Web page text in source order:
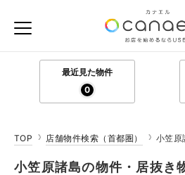
最近見た物件
0
TOP 店舗物件検索（首都圏） 小笠原
小笠原諸島の物件・居抜き